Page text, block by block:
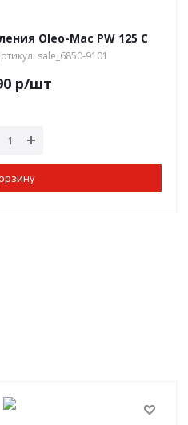
Oleo-Mac PW 125 C
sale_6850-9101
р/шт